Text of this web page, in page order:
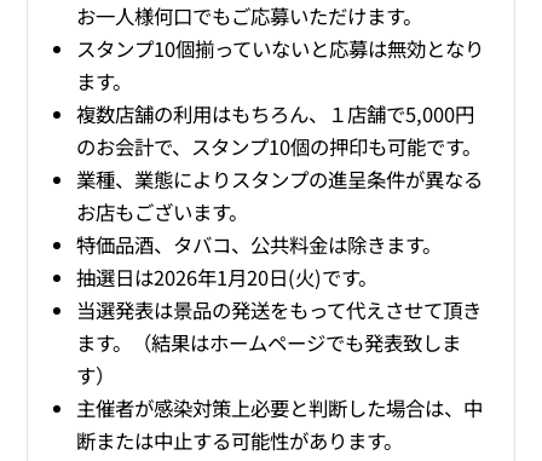
お一人様何口でもご応募いただけます。
スタンプ10個揃っていないと応募は無効となり
ます。
複数店舗の利用はもちろん、１店舗で5,000円
のお会計で、スタンプ10個の押印も可能です。
業種、業態によりスタンプの進呈条件が異なる
お店もございます。
特価品酒、タバコ、公共料金は除きます。
抽選日は2026年1月20日(火)です。
当選発表は景品の発送をもって代えさせて頂き
ます。（結果はホームページでも発表致しま
す）
主催者が感染対策上必要と判断した場合は、中
断または中止する可能性があります。